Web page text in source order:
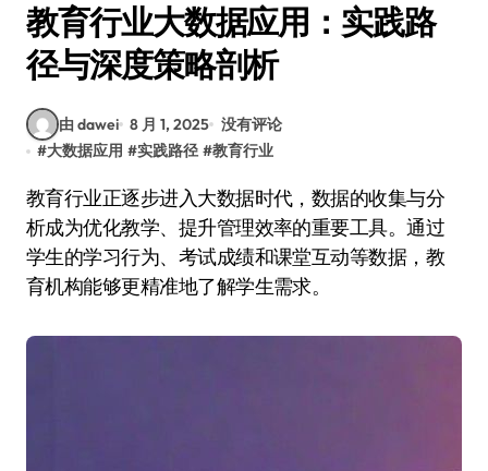
教育行业大数据应用：实践路
径与深度策略剖析
由 dawei 8 月 1, 2025 没有评论
#大数据应用 #实践路径 #教育行业
教育行业正逐步进入大数据时代，数据的收集与分
析成为优化教学、提升管理效率的重要工具。通过
学生的学习行为、考试成绩和课堂互动等数据，教
育机构能够更精准地了解学生需求。